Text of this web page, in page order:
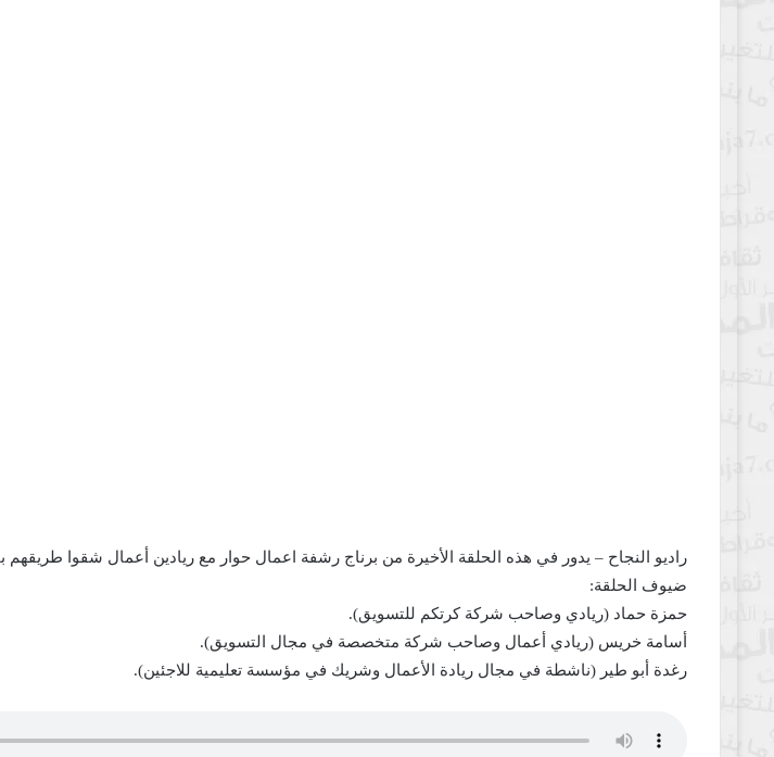
راديو النجاح – يدور في هذه الحلقة الأخيرة من برناج رشفة اعمال حوار مع ريادين أعمال شقوا طريقهم
ضيوف الحلقة:
حمزة حماد (ريادي وصاحب شركة كرتكم للتسويق).
أسامة خريس (ريادي أعمال وصاحب شركة متخصصة في مجال التسويق).
رغدة أبو طير (ناشطة في مجال ريادة الأعمال وشريك في مؤسسة تعليمية للاجئين).